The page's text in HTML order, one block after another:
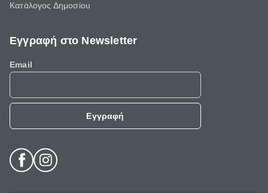
Κατάλογος Δημοσίου
Εγγραφή στο Newsletter
Email
Εγγραφή